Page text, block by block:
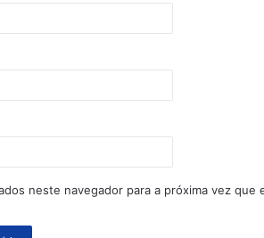
neste navegador para a próxima vez que